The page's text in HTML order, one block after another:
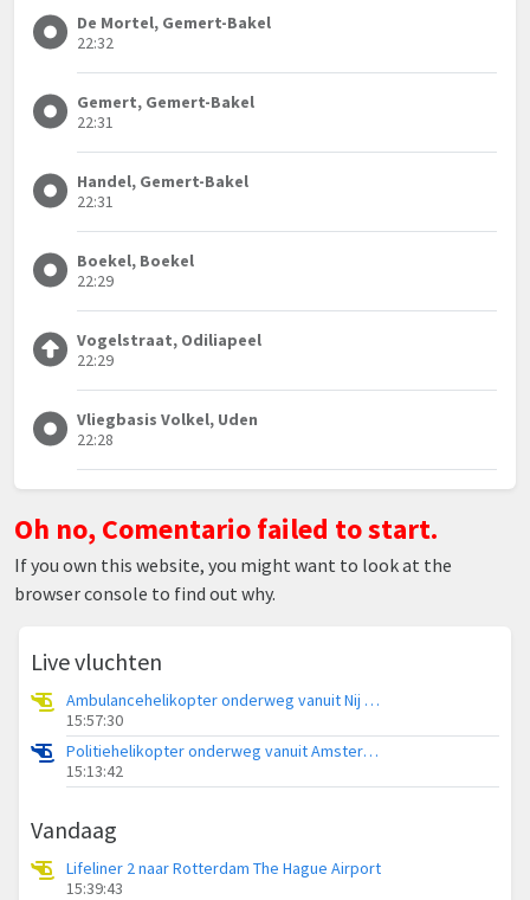
De Mortel, Gemert-Bakel
22:32
Gemert, Gemert-Bakel
22:31
Handel, Gemert-Bakel
22:31
Boekel, Boekel
22:29
Vogelstraat, Odiliapeel
22:29
Vliegbasis Volkel, Uden
22:28
Oh no, Comentario failed to start.
If you own this website, you might want to look at the
browser console to find out why.
Live vluchten
Ambulancehelikopter onderweg vanuit Nij Smellinghe Hospital Heliport
15:57:30
Politiehelikopter onderweg vanuit Amsterdam Vliegveld Schiphol
15:13:42
Vandaag
Lifeliner 2 naar Rotterdam The Hague Airport
15:39:43